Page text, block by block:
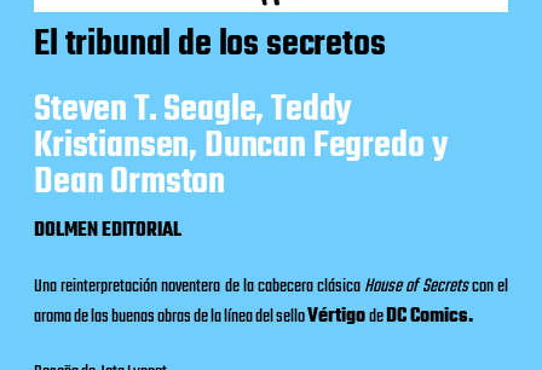
El tribunal de los secretos
Steven T. Seagle, Teddy
Kristiansen, Duncan Fegredo y
Dean Ormston
DOLMEN EDITORIAL
Una reinterpretación noventera de la cabecera clásicaHouse of Secretscon el
aroma de las buenas obras de la líneadel selloVértigodeDC Comics.